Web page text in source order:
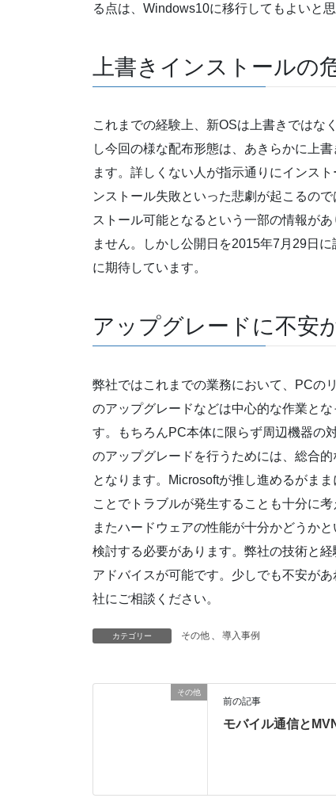
る点は、Windows10に移行してもよいと
上書きインストールの
これまでの経験上、新OSは上書きではな
し今回の様な配布形態は、あきらかに上
ます。詳しくない人が指示通りにインス
ンストール失敗といった悲劇が起こるの
ストール可能となるという一部の情報が
ません。しかし公開日を2015年7月29日
に期待しています。
アップグレードに不安
弊社ではこれまでの業務において、PCの
のアップグレードなどは中心的な作業とな
す。もちろんPC本体に限らず周辺機器の
のアップグレードを行うためには、総合
となります。Microsoftが推し進めるがまま
ことでトラブルが発生することも十分に考
またハードウェアの性能が十分かどうかと
検討する必要があります。弊社の技術と経
アドバイスが可能です。少しでも不安が
社にご相談ください。
カテゴリー その他 、 導入事例
その他
前の記事
モバイル通信と